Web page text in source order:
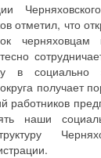
отметил, что
черняховцам
в социально
получает
работников
наши